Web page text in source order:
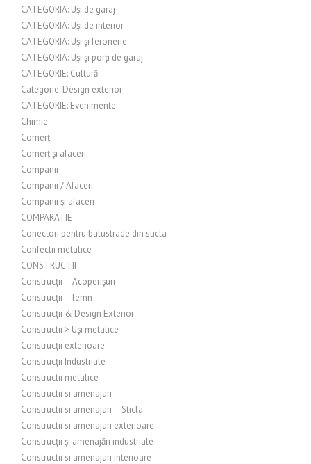
CATEGORIA: Uși de garaj
CATEGORIA: Uși de interior
CATEGORIA: Uși și feronerie
CATEGORIA: Uși și porți de garaj
CATEGORIE: Cultură
Categorie: Design exterior
CATEGORIE: Evenimente
Chimie
Comerț
Comerț și afaceri
Companii
Companii / Afaceri
Companii și afaceri
COMPARATIE
Conectori pentru balustrade din sticla
Confectii metalice
CONSTRUCTII
Construcții – Acoperișuri
Construcții – lemn
Construcții & Design Exterior
Constructii > Uși metalice
Construcții exterioare
Construcții Industriale
Constructii metalice
Constructii si amenajari
Constructii si amenajari – Sticla
Constructii si amenajari exterioare
Construcții și amenajări industriale
Constructii si amenajari interioare